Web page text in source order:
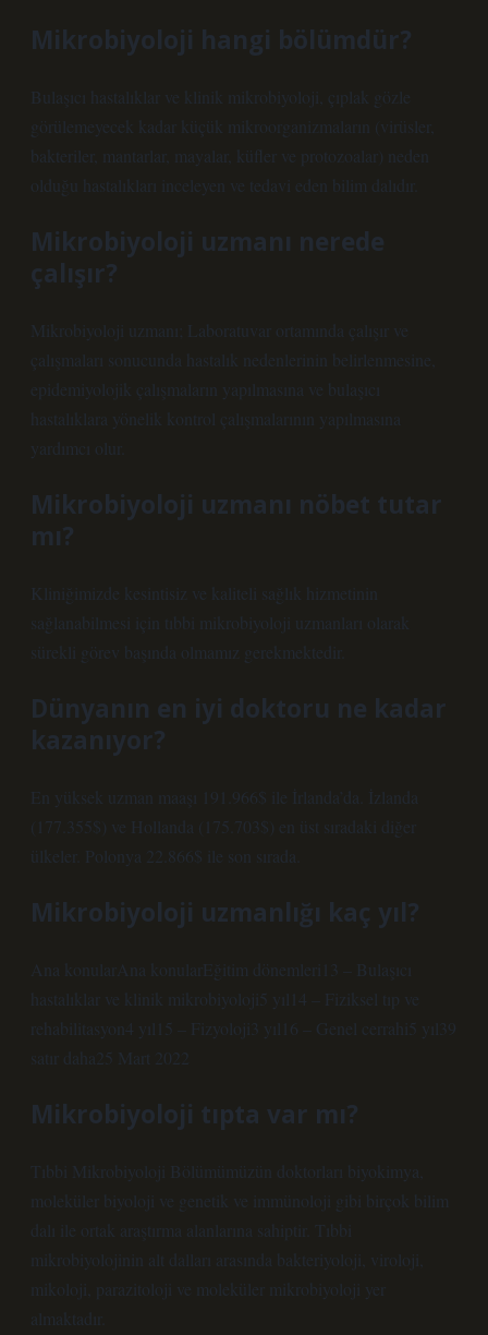
Mikrobiyoloji hangi bölümdür?
Bulaşıcı hastalıklar ve klinik mikrobiyoloji, çıplak gözle
görülemeyecek kadar küçük mikroorganizmaların (virüsler,
bakteriler, mantarlar, mayalar, küfler ve protozoalar) neden
olduğu hastalıkları inceleyen ve tedavi eden bilim dalıdır.
Mikrobiyoloji uzmanı nerede
çalışır?
Mikrobiyoloji uzmanı; Laboratuvar ortamında çalışır ve
çalışmaları sonucunda hastalık nedenlerinin belirlenmesine,
epidemiyolojik çalışmaların yapılmasına ve bulaşıcı
hastalıklara yönelik kontrol çalışmalarının yapılmasına
yardımcı olur.
Mikrobiyoloji uzmanı nöbet tutar
mı?
Kliniğimizde kesintisiz ve kaliteli sağlık hizmetinin
sağlanabilmesi için tıbbi mikrobiyoloji uzmanları olarak
sürekli görev başında olmamız gerekmektedir.
Dünyanın en iyi doktoru ne kadar
kazanıyor?
En yüksek uzman maaşı 191.966$ ile İrlanda’da. İzlanda
(177.355$) ve Hollanda (175.703$) en üst sıradaki diğer
ülkeler. Polonya 22.866$ ile son sırada.
Mikrobiyoloji uzmanlığı kaç yıl?
Ana konularAna konularEğitim dönemleri13 – Bulaşıcı
hastalıklar ve klinik mikrobiyoloji5 yıl14 – Fiziksel tıp ve
rehabilitasyon4 yıl15 – Fizyoloji3 yıl16 – Genel cerrahi5 yıl39
satır daha25 Mart 2022
Mikrobiyoloji tıpta var mı?
Tıbbi Mikrobiyoloji Bölümümüzün doktorları biyokimya,
moleküler biyoloji ve genetik ve immünoloji gibi birçok bilim
dalı ile ortak araştırma alanlarına sahiptir. Tıbbi
mikrobiyolojinin alt dalları arasında bakteriyoloji, viroloji,
mikoloji, parazitoloji ve moleküler mikrobiyoloji yer
almaktadır.